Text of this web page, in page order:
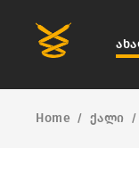
Home / ქალი /